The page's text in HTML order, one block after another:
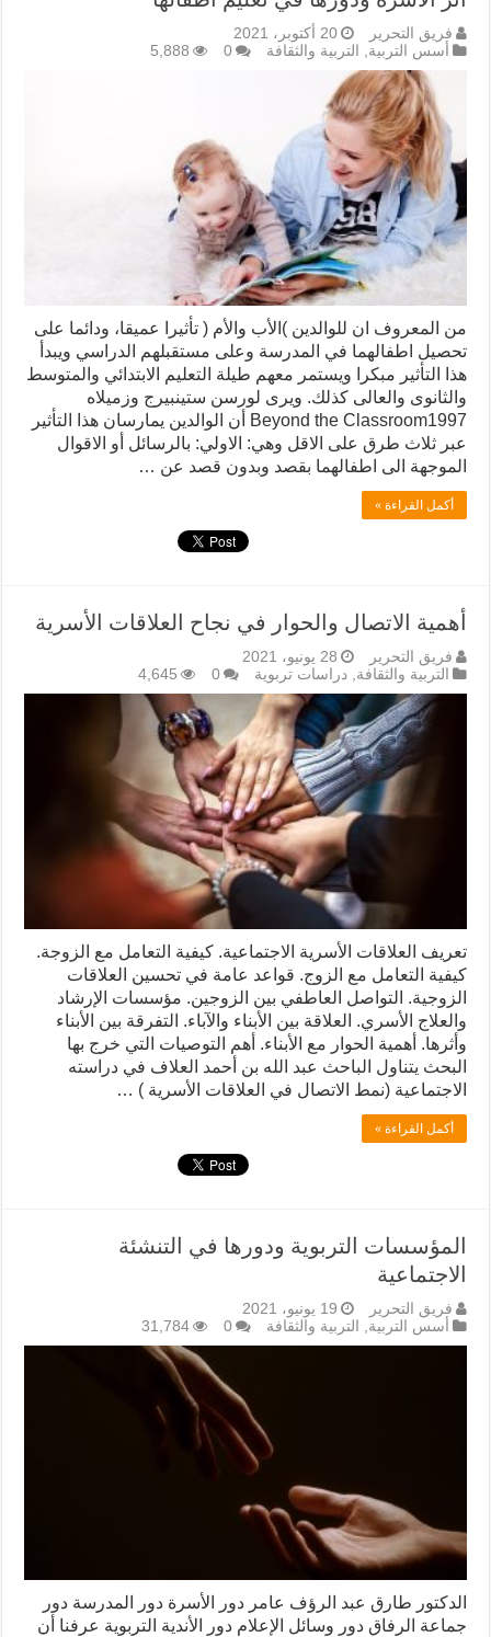
فريق التحرير
20 أكتوبر، 2021
أسس التربية, التربية والثقافة 0
5,888
من المعروف ان للوالدين )الأب والأم ( تأثيرا عميقا، ودائما على
تحصيل اطفالهما في المدرسة وعلى مستقبلهم الدراسي ويبدأ
هذا التأثير مبكرا ويستمر معهم طيلة التعليم الابتدائي والمتوسط
والثانوى والعالى كذلك. ويرى لورسن ستينبيرج وزميلاه
Beyond the Classroom1997 أن الوالدين يمارسان هذا التأثير
عبر ثلاث طرق على الاقل وهي: الاولي: بالرسائل أو الاقوال
الموجهة الى اطفالهما بقصد وبدون قصد عن …
أكمل القراءة »
أهمية الاتصال والحوار في نجاح العلاقات الأسرية
فريق التحرير
28 يونيو، 2021
التربية والثقافة دراسات تربوية 0
4,645
تعريف العلاقات الأسرية الاجتماعية. كيفية التعامل مع الزوجة.
كيفية التعامل مع الزوج. قواعد عامة في تحسين العلاقات
الزوجية. التواصل العاطفي بين الزوجين. مؤسسات الإرشاد
والعلاج الأسري. العلاقة بين الأبناء والآباء. التفرقة بين الأبناء
وأثرها. أهمية الحوار مع الأبناء. أهم التوصيات التي خرج بها
البحث يتناول الباحث عبد الله بن أحمد العلاف في دراسته
الاجتماعية (نمط الاتصال في العلاقات الأسرية ) …
أكمل القراءة »
المؤسسات التربوية ودورها في التنشئة
الاجتماعية
فريق التحرير
19 يونيو، 2021
أسس التربية
التربية والثقافة 0
31,784
الدكتور طارق عبد الرؤف عامر دور الأسرة دور المدرسة دور
جماعة الرفاق دور وسائل الإعلام دور الأندية التربوية عرفنا أن